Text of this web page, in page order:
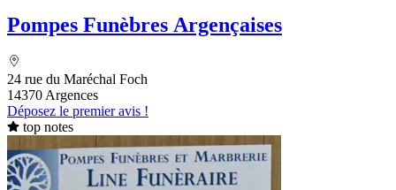
Pompes Funèbres Argençaises
24 rue du Maréchal Foch
14370 Argences
Déposez le premier avis !
top notes